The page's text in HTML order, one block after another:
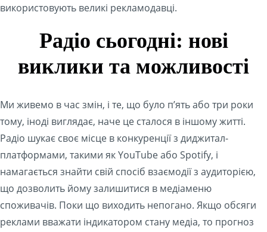
використовують великі рекламодавці.
Радіо сьогодні: нові
виклики та можливості
Ми живемо в час змін, і те, що було п’ять або три роки
тому, іноді виглядає, наче це сталося в іншому житті.
Радіо шукає своє місце в конкуренції з диджитал-
платформами, такими як YouTube або Spotify, і
намагається знайти свій спосіб взаємодії з аудиторією,
що дозволить йому залишитися в медіаменю
споживачів. Поки що виходить непогано. Якщо обсяги
реклами вважати індикатором стану медіа, то прогноз